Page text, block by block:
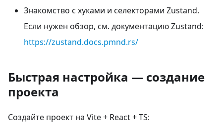
Знакомство с хуками и селекторами Zustand.
Если нужен обзор, см. документацию Zustand:
https://zustand.docs.pmnd.rs/
Быстрая настройка — создание
проекта
Создайте проект на Vite + React + TS: